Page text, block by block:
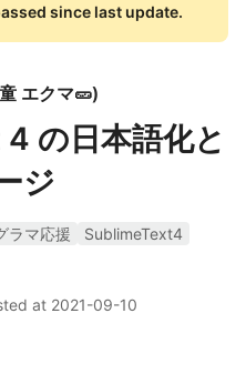
since last update.
エクマ🥒)
の日本語化と
ジ
ラマ応援
SublimeText4
at 2021-09-10